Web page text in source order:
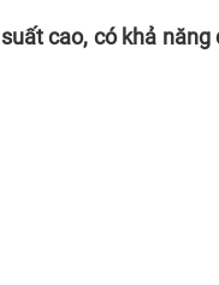
cao, có khả